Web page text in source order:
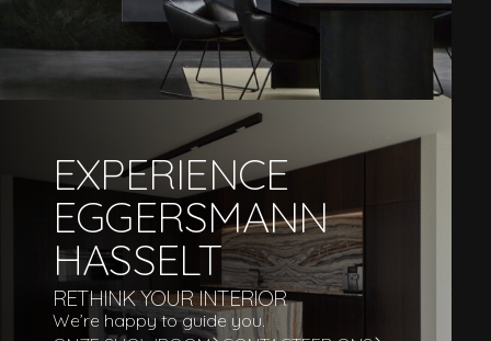
EXPERIENCE
EGGERSMANN
HASSELT
RETHINK YOUR INTERIOR
We’re happy to guide you.